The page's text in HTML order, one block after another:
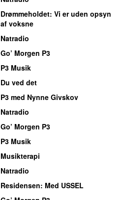
Drømmeholdet: Vi er uden opsyn
af voksne
Natradio
Go’ Morgen P3
P3 Musik
Du ved det
P3 med Nynne Givskov
Natradio
Go’ Morgen P3
P3 Musik
Musikterapi
Natradio
Residensen: Med USSEL